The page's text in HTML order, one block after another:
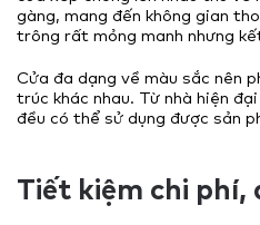
gàng, mang đến không gian
trông rất mỏng manh nhưng
Cửa đa dạng về màu sắc nên
trúc khác nhau. Từ nhà hiện
đều có thể sử dụng được sản
Tiết kiệm chi phí,